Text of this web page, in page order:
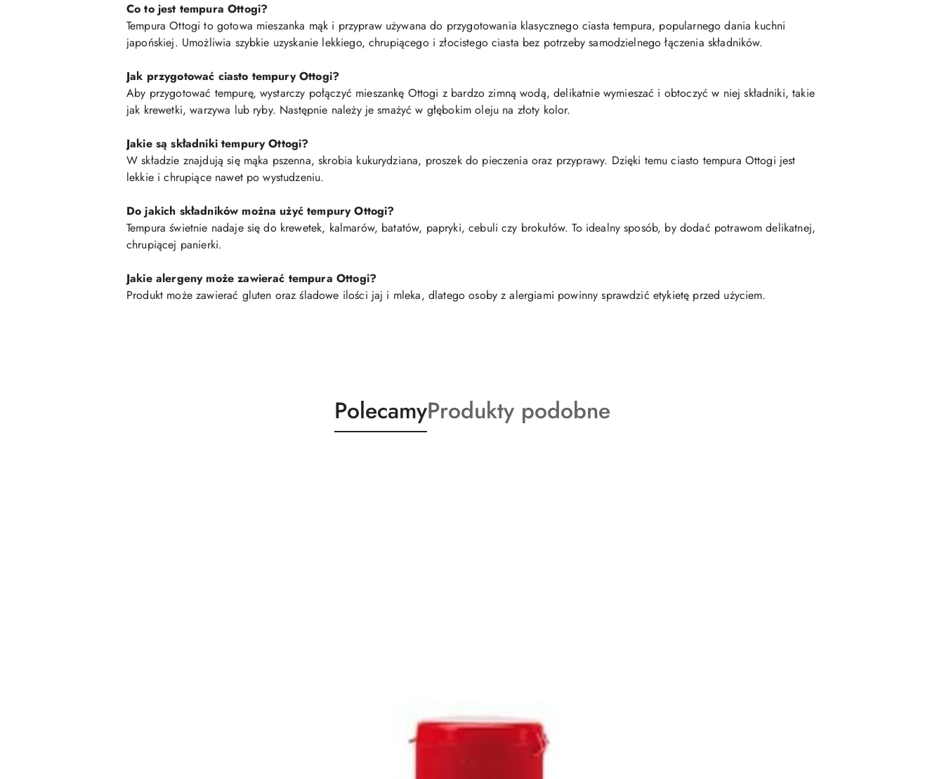
Co to jest tempura Ottogi?
Tempura Ottogi to gotowa mieszanka mąk i przypraw używana do przygotowania klasycznego ciasta tempura, popularnego dania kuchni
japońskiej. Umożliwia szybkie uzyskanie lekkiego, chrupiącego i złocistego ciasta bez potrzeby samodzielnego łączenia składników.
Jak przygotować ciasto tempury Ottogi?
Aby przygotować tempurę, wystarczy połączyć mieszankę Ottogi z bardzo zimną wodą, delikatnie wymieszać i obtoczyć w niej składniki, takie
jak krewetki, warzywa lub ryby. Następnie należy je smażyć w głębokim oleju na złoty kolor.
Jakie są składniki tempury Ottogi?
W składzie znajdują się mąka pszenna, skrobia kukurydziana, proszek do pieczenia oraz przyprawy. Dzięki temu ciasto tempura Ottogi jest
lekkie i chrupiące nawet po wystudzeniu.
Do jakich składników można użyć tempury Ottogi?
Tempura świetnie nadaje się do krewetek, kalmarów, batatów, papryki, cebuli czy brokułów. To idealny sposób, by dodać potrawom delikatnej,
chrupiącej panierki.
Jakie alergeny może zawierać tempura Ottogi?
Produkt może zawierać gluten oraz śladowe ilości jaj i mleka, dlatego osoby z alergiami powinny sprawdzić etykietę przed użyciem.
Produkty
o
PolecamyProdukty
o
Produkty podobne